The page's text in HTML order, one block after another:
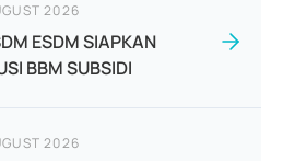
2026
ESDM SIAPKAN
BBM SUBSIDI
2026